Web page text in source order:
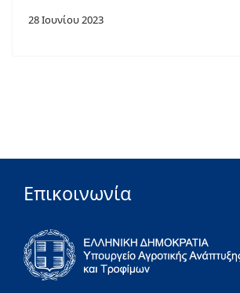
28 Ιουνίου 2023
Επικοινωνία